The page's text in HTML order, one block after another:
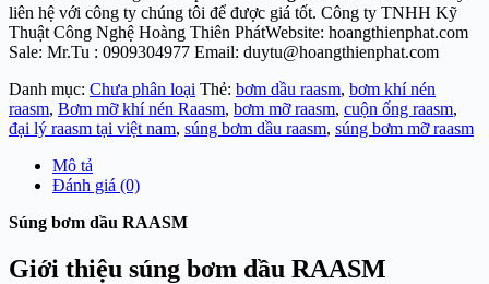
liên hệ với công ty chúng tôi để được giá tốt. Công ty TNHH Kỹ
Thuật Công Nghệ Hoàng Thiên PhátWebsite: hoangthienphat.com
Sale: Mr.Tu : 0909304977 Email: duytu@hoangthienphat.com
Danh mục: Chưa phân loại Thẻ: bơm dầu raasm, bơm khí nén
raasm, Bơm mỡ khí nén Raasm, bơm mỡ raasm, cuộn ống raasm,
đại lý raasm tại việt nam, súng bơm dầu raasm, súng bơm mỡ raasm
Mô tả
Đánh giá (0)
Súng bơm dầu RAASM
Giới thiệu súng bơm dầu RAASM